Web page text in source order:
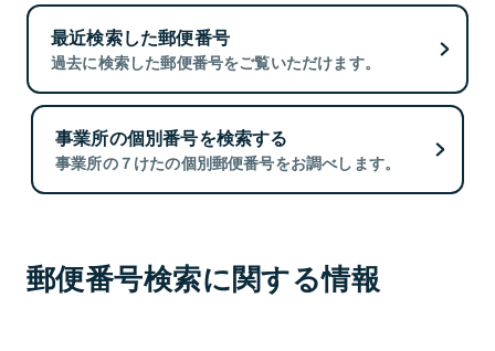
最近検索した郵便番号
過去に検索した郵便番号をご覧いただけます。
事業所の個別番号を検索する
事業所の７けたの個別郵便番号をお調べします。
郵便番号検索に関する情報